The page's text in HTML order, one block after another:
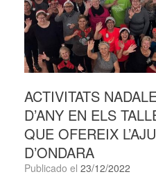
ACTIVITATS
D’ANY EN ELS
QUE OFEREIX
D’ONDARA
Publicado el 23/12/2022